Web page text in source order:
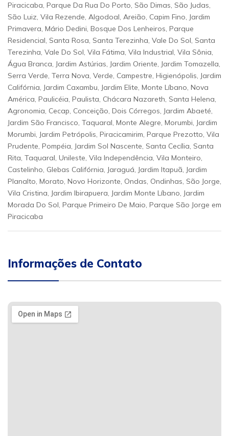
Piracicaba, Parque Da Rua Do Porto, São Dimas, São Judas,
São Luiz, Vila Rezende, Algodoal, Areião, Capim Fino, Jardim
Primavera, Mário Dedini, Bosque Dos Lenheiros, Parque
Residencial, Santa Rosa, Santa Terezinha, Vale Do Sol, Santa
Terezinha, Vale Do Sol, Vila Fátima, Vila Industrial, Vila Sônia,
Água Branca, Jardim Astúrias, Jardim Oriente, Jardim Tomazella,
Serra Verde, Terra Nova, Verde, Campestre, Higienópolis, Jardim
Califórnia, Jardim Caxambu, Jardim Elite, Monte Líbano, Nova
América, Paulicéia, Paulista, Chácara Nazareth, Santa Helena,
Agronomia, Cecap, Conceição, Dois Córregos, Jardim Abaeté,
Jardim São Francisco, Taquaral, Monte Alegre, Morumbi, Jardim
Morumbi, Jardim Petrópolis, Piracicamirim, Parque Prezotto, Vila
Prudente, Pompéia, Jardim Sol Nascente, Santa Cecília, Santa
Rita, Taquaral, Unileste, Vila Independência, Vila Monteiro,
Castelinho, Glebas Califórnia, Jaraguá, Jardim Itapuã, Jardim
Planalto, Morato, Novo Horizonte, Ondas, Ondinhas, São Jorge,
Vila Cristina, Jardim Ibirapuera, Jardim Monte Líbano, Jardim
Morada Do Sol, Parque Primeiro De Maio, Parque São Jorge em
Piracicaba
Informações de Contato